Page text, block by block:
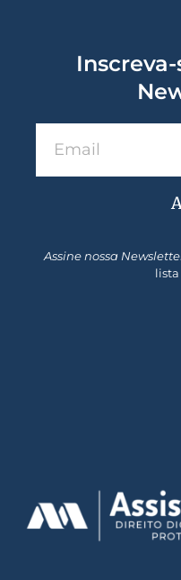
Assine nossa